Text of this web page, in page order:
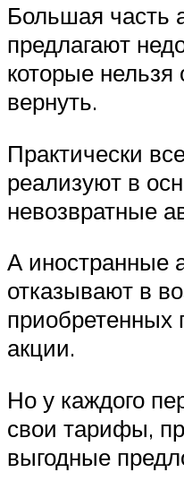
Большая часть
предлагают
которые
вернуть.
Практически
реализуют в
невозвратные
А иностранные
отказывают в
приобретенных
акции.
Но у каждого
свои тарифы,
выгодные